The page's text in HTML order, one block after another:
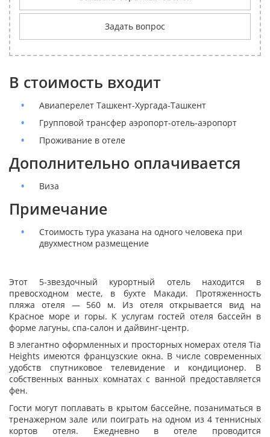
Задать вопрос
В стоимость входит
Авиаперелет Ташкент-Хургада-Ташкент
Групповой трансфер аэропорт-отель-аэропорт
Проживание в отеле
Дополнительно оплачивается
Виза
Примечание
Стоимость тура указана на одного человека при
двухместном размещение
Этот 5-звездочный курортный отель находится в
превосходном месте, в бухте Макади. Протяженность
пляжа отеля — 560 м. Из отеля открывается вид на
Красное море и горы. К услугам гостей отеля бассейн в
форме лагуны, спа-салон и дайвинг-центр.
В элегантно оформленных и просторных номерах отеля Tia
Heights имеются французские окна. В числе современных
удобств спутниковое телевидение и кондиционер. В
собственных ванных комнатах с ванной предоставляется
фен.
Гости могут поплавать в крытом бассейне, позаниматься в
тренажерном зале или поиграть на одном из 4 теннисных
кортов отеля. Ежедневно в отеле проводится